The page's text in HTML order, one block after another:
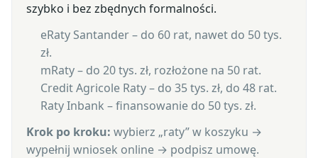
szybko i bez zbędnych formalności.
eRaty Santander – do 60 rat, nawet do 50 tys.
zł.
mRaty – do 20 tys. zł, rozłożone na 50 rat.
Credit Agricole Raty – do 35 tys. zł, do 48 rat.
Raty Inbank – finansowanie do 50 tys. zł.
Krok po kroku: wybierz „raty” w koszyku →
wypełnij wniosek online → podpisz umowę.